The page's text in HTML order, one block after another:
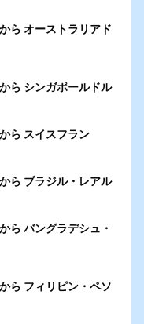
ら オーストラリアド
ら シンガポールドル
ら スイスフラン
ら ブラジル・レアル
バングラデシュ・
ら フィリピン・ペソ